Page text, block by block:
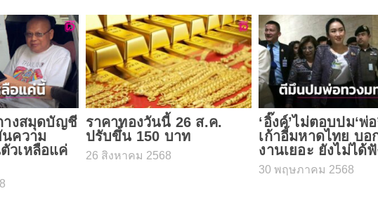
างสมุดบัญชี
ความ
วเหลือแค่
ราคาทองวันนี้ 26 ส.ค.
ปรับขึ้น 150 บาท
26 สิงหาคม 2568
‘อิ๊งค์’ไม่ตอบปม‘พ่
เก้าอี้มหาดไทย บอ
งานเยอะ ยังไม่ได้
30 พฤษภาคม 2568